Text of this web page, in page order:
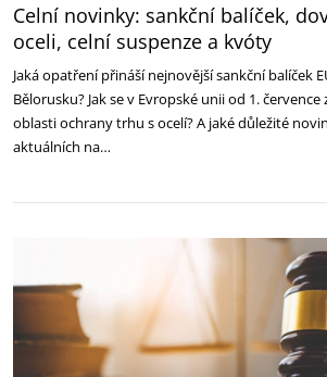
Celní novinky: sankční balíček,
oceli, celní suspenze a kvóty
Jaká opatření přináší nejnovější sankční balíček
Bělorusku? Jak se v Evropské unii od 1.
oblasti ochrany trhu s ocelí? A jaké důležité
aktuálních na…